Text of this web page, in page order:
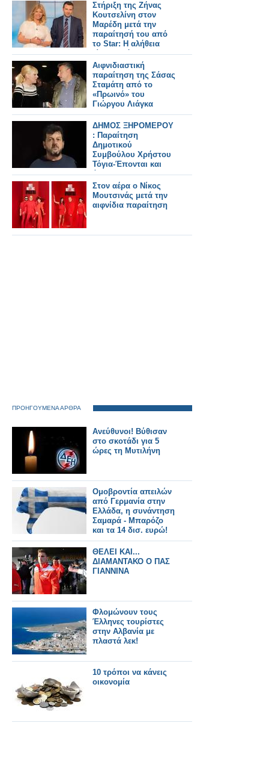
Στήριξη της Ζήνας
Κουτσελίνη στον
Μαρέδη μετά την
παραίτησή του από
το Star: Η αλήθεια
είναι μονόδρομος – Τι
αναφέρει στην
επιστολή του;
Αιφνιδιαστική
παραίτηση της Σάσας
Σταμάτη από το
«Πρωινό» του
Γιώργου Λιάγκα
ΔΗΜΟΣ ΞΗΡΟΜΕΡΟΥ
: Παραίτηση
Δημοτικού
Συμβούλου Χρήστου
Τόγια-Έπονται και
άλλες
Στον αέρα ο Νίκος
Μουτσινάς μετά την
αιφνίδια παραίτηση
ΠΡΟΗΓΟΥΜΕΝΑ ΑΡΘΡΑ
Ανεύθυνοι! Βύθισαν
στο σκοτάδι για 5
ώρες τη Μυτιλήνη
Ομοβροντία απειλών
από Γερμανία στην
Ελλάδα, η συνάντηση
Σαμαρά - Μπαρόζο
και τα 14 δισ. ευρώ!
ΘΕΛΕΙ ΚΑΙ...
ΔΙΑΜΑΝΤΑΚΟ Ο ΠΑΣ
ΓΙΑΝΝΙΝΑ
Φλομώνουν τους
Έλληνες τουρίστες
στην Αλβανία με
πλαστά λεκ!
10 τρόποι να κάνεις
οικονομία